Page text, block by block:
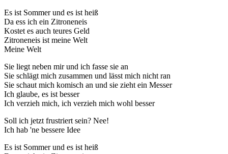
Es ist Sommer und es ist heiß
Da ess ich ein Zitroneneis
Kostet es auch teures Geld
Zitroneneis ist meine Welt
Meine Welt
Sie liegt neben mir und ich fasse sie an
Sie schlägt mich zusammen und lässt mich nicht ran
Sie schaut mich komisch an und sie zieht ein Messer
Ich glaube, es ist besser
Ich verzieh mich, ich verzieh mich wohl besser
Soll ich jetzt frustriert sein? Nee!
Ich hab 'ne bessere Idee
Es ist Sommer und es ist heiß